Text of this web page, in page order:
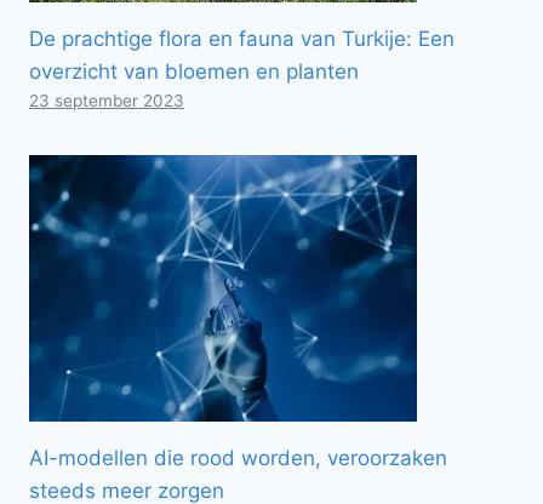
De prachtige flora en fauna van Turkije: Een
overzicht van bloemen en planten
23 september 2023
AI-modellen die rood worden, veroorzaken
steeds meer zorgen